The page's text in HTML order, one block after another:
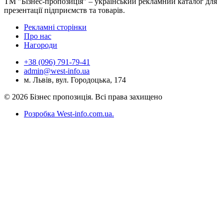
презентації підприємств та товарів.
Рекламні сторінки
Про нас
Нагороди
+38 (096) 791-79-41
admin@west-info.ua
м. Львів, вул. Городоцька, 174
© 2026 Бізнес пропозиція. Всі права захищено
Розробка West-info.com.ua.